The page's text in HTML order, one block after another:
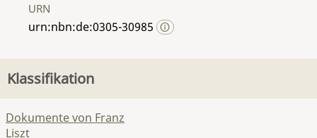
URN
urn:nbn:de:0305-30985
Klassifikation
Dokumente von Franz
Liszt